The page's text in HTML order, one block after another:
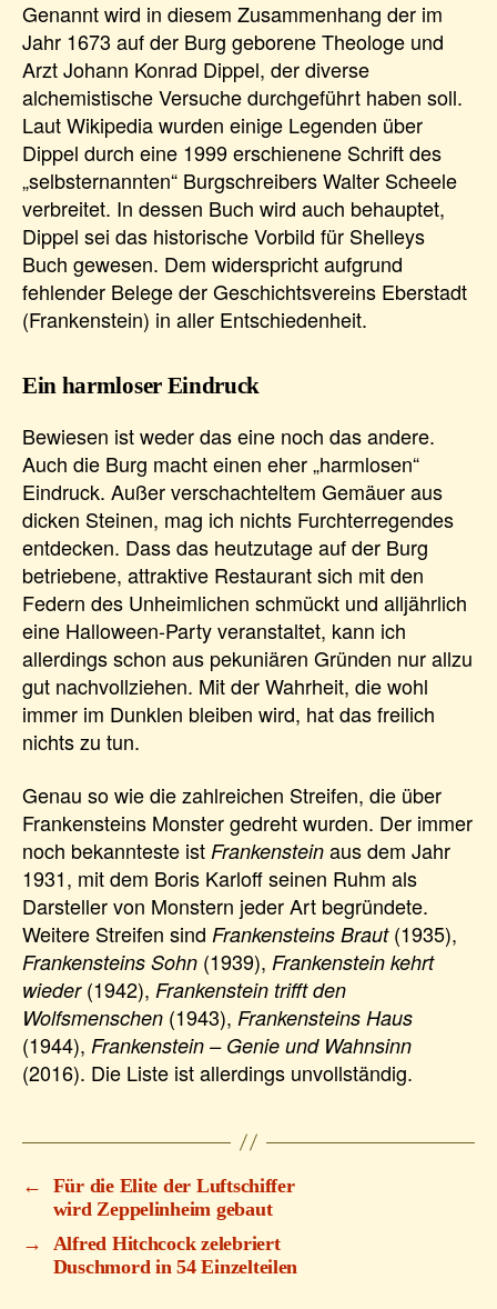
Genannt wird in diesem Zusammenhang der im
Jahr 1673 auf der Burg geborene Theologe und
Arzt Johann Konrad Dippel, der diverse
alchemistische Versuche durchgeführt haben soll.
Laut Wikipedia wurden einige Legenden über
Dippel durch eine 1999 erschienene Schrift des
„selbsternannten“ Burgschreibers Walter Scheele
verbreitet. In dessen Buch wird auch behauptet,
Dippel sei das historische Vorbild für Shelleys
Buch gewesen. Dem widerspricht aufgrund
fehlender Belege der Geschichtsvereins Eberstadt
(Frankenstein) in aller Entschiedenheit.
Ein harmloser Eindruck
Bewiesen ist weder das eine noch das andere.
Auch die Burg macht einen eher „harmlosen“
Eindruck. Außer verschachteltem Gemäuer aus
dicken Steinen, mag ich nichts Furchterregendes
entdecken. Dass das heutzutage auf der Burg
betriebene, attraktive Restaurant sich mit den
Federn des Unheimlichen schmückt und alljährlich
eine Halloween-Party veranstaltet, kann ich
allerdings schon aus pekuniären Gründen nur allzu
gut nachvollziehen. Mit der Wahrheit, die wohl
immer im Dunklen bleiben wird, hat das freilich
nichts zu tun.
Genau so wie die zahlreichen Streifen, die über
Frankensteins Monster gedreht wurden. Der immer
noch bekannteste ist Frankenstein aus dem Jahr
1931, mit dem Boris Karloff seinen Ruhm als
Darsteller von Monstern jeder Art begründete.
Weitere Streifen sind Frankensteins Braut(1935),
Frankensteins Sohn (1939), Frankenstein kehrt
wieder(1942), Frankenstein trifft den
Wolfsmenschen (1943), Frankensteins Haus
(1944), Frankenstein – Genie und Wahnsinn
(2016). Die Liste ist allerdings unvollständig.
←
Für die Elite der Luftschiffer
wird Zeppelinheim gebaut
→
Alfred Hitchcock zelebriert
Duschmord in 54 Einzelteilen